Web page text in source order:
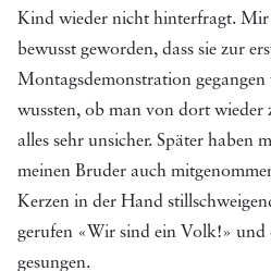
Kind wieder nicht hinterfragt. Mir
bewusst geworden, dass sie zur
Montagsdemonstration
wussten, ob man von dort
alles sehr unsicher. Später haben
meinen Bruder auch
Kerzen in der Hand
gerufen «Wir sind ein Volk!» und
gesungen.